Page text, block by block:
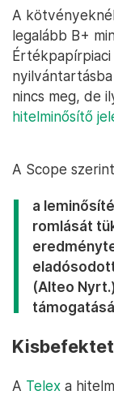
A
legalább B+
Értékpapírpiaci
nincs meg, de
hitelminősítő
A Scope szerint
a
romlását
(Alteo
A Telex a